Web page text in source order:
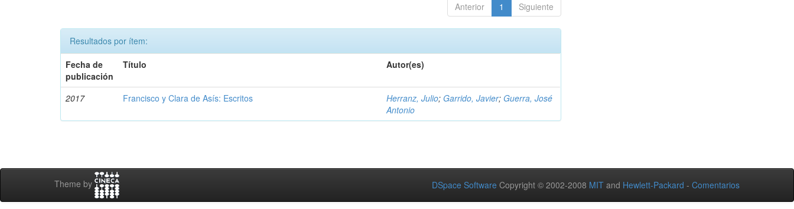
Anterior 1 Siguiente
Resultados por ítem:
Fecha de
publicación
Título Autor(es)
2017 Francisco y Clara de Asís: Escritos Herranz, Julio; Garrido, Javier; Guerra, José
Antonio
Theme by DSpace Software Copyright © 2002-2008 MIT and Hewlett-Packard - Comentarios